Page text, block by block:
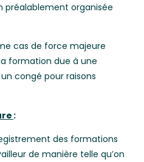
organisée
cas de force majeure
formation due à une
congé pour raisons
:
des formations
de manière telle qu’on